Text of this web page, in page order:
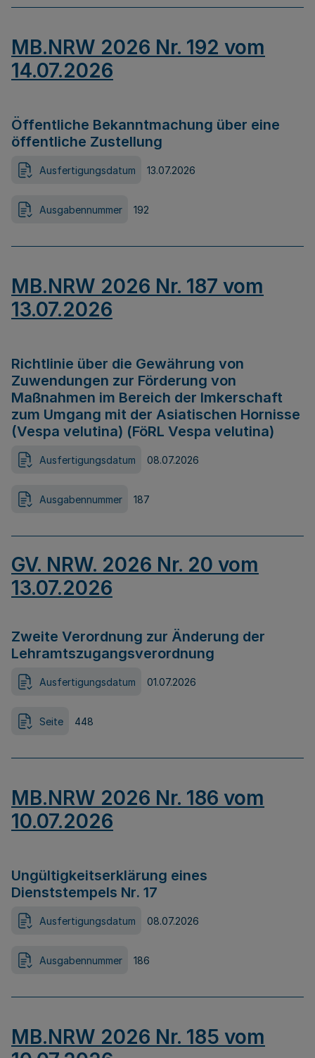
MB.NRW 2026 Nr. 192 vom
14.07.2026
Öffentliche Bekanntmachung über eine
öffentliche Zustellung
Ausfertigungsdatum 13.07.2026
Ausgabennummer 192
MB.NRW 2026 Nr. 187 vom
13.07.2026
Richtlinie über die Gewährung von
Zuwendungen zur Förderung von
Maßnahmen im Bereich der Imkerschaft
zum Umgang mit der Asiatischen Hornisse
(Vespa velutina) (FöRL Vespa velutina)
Ausfertigungsdatum 08.07.2026
Ausgabennummer 187
GV. NRW. 2026 Nr. 20 vom
13.07.2026
Zweite Verordnung zur Änderung der
Lehramtszugangsverordnung
Ausfertigungsdatum 01.07.2026
Seite 448
MB.NRW 2026 Nr. 186 vom
10.07.2026
Ungültigkeitserklärung eines
Dienststempels Nr. 17
Ausfertigungsdatum 08.07.2026
Ausgabennummer 186
MB.NRW 2026 Nr. 185 vom